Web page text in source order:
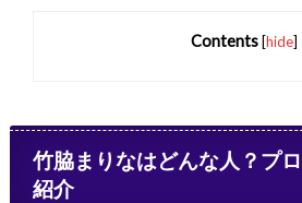
Contents [hide]
竹脇まりなはどんな人？プ
紹介